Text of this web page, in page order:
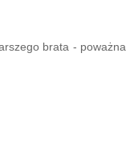
brata - poważna